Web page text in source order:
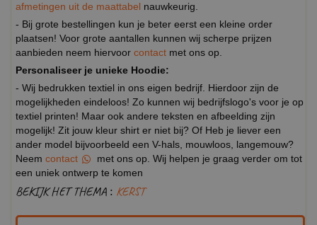
afmetingen uit de maattabel nauwkeurig.
- Bij grote bestellingen kun je beter eerst een kleine order
plaatsen! Voor grote aantallen kunnen wij scherpe prijzen
aanbieden neem hiervoor contact met ons op.
Personaliseer je unieke Hoodie:
- Wij bedrukken textiel in ons eigen bedrijf. Hierdoor zijn de
mogelijkheden eindeloos! Zo kunnen wij bedrijfslogo's voor je op
textiel printen! Maar ook andere teksten en afbeelding zijn
mogelijk! Zit jouw kleur shirt er niet bij? Of Heb je liever een
ander model bijvoorbeeld een V-hals, mouwloos, langemouw?
Neem contact
met ons op. Wij helpen je graag verder om tot
een uniek ontwerp te komen
BEKIJK HET THEMA : KERST